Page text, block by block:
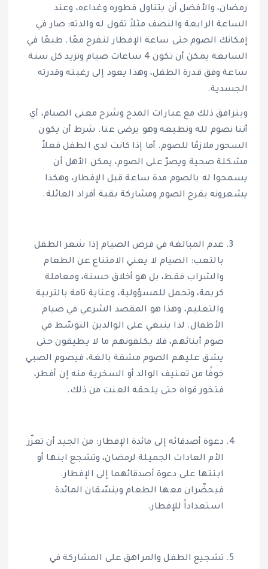
رمضان، والأفضل أن يتناول فطوره وغداءه، وعند
الساعة الرابعة والنصف مثلاً تقول له والدته: صار في
إمكانك الصوم حتى ساعة الإفطار لنفرح معًا. طبعًا في
السابعة يمكن أن تكون 4 ساعات صيام ونزيد كل سنة
ساعة وفق قدرة الطفل، وهذا يعود إلى رغبته وقدرته
الجسدية.
ويترافق ذلك مع عبارات المدح وشرح معنى الصيام، أي
أننا نصوم لله ونطيعه وهو يرضى عنا. شرط أن يكون
السحور ملازمًا للصوم. أما إذا كانت لدى الطفل فعلاً
مشكلة صحية ويصرّ على الصوم، يمكن الأهل أن
يسمحوا له بالصوم مدة ساعة قبل الإفطار، وهكذا
يشعرونه بفرح الصوم ومشاركة بقية أفراد العائلة.
عدم المبالغة في فرض الصيام إذا شعر الطفل
بالتعب: الصيام لا يعني الامتناع عن الطعام
والشراب فقط، بل هو أخلاق حسنة، ومعاملة
كريمة، وتحمل للمسؤولية، وعناية تامة بالتربية
والتعليم، وهذا هو المقصد الشرعي في صيام
الأطفال. لذا ينبغي على الوالدين التوسّط في
صوم أبنائهم، فلا يكلفونهم ما لا يطيقون حتى
يشق عليهم الصوم مشقة بالغة، فيصوم الصبي
خوفًا من تعنيف الوالد أو السخرية منه إن أفطر،
فتخور قواه حتى يلحقه العنت من ذلك.
دعوة أصدقائه إلى مائدة الإفطار: من الجيد أن تعزّز
الأم العادات الجميلة لرمضان، وتشجع ابنها أو
ابنتها على دعوة أصدقائهما إلى الإفطار.
فيحضّران معها الطعام وينسّقان المائدة
استعداداً للإفطار.
تشجيع الطفل والمراهق على المشاركة في